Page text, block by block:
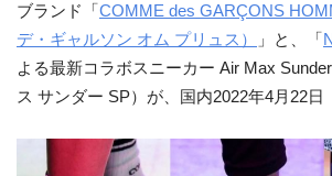
ブランド「 COMME des GARÇONS
デ・ギャルソン オム プリュス）
」と、「
よる最新コラボスニーカー Air Max
ス サンダー SP）が、国内2022年4月22日